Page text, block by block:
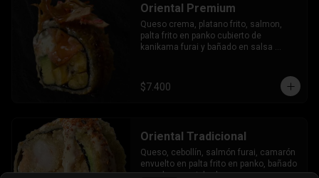
Oriental Premium
Queso crema, platano frito, salmon,
palta frito en panko cubierto de
kanikama furai y bañado en salsa
$7.400
Oriental Tradicional
Queso, cebollín, salmón furai, camarón
envuelto en palta frito en panko, bañado
en salsa acevichada.